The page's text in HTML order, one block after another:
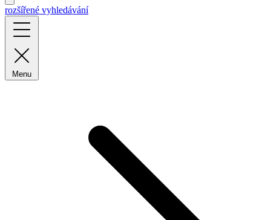
rozšířené vyhledávání
Menu